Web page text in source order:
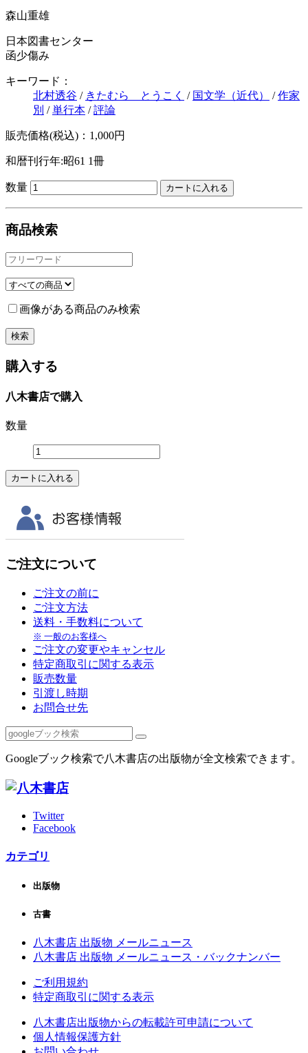
森山重雄
日本図書センター
函少傷み
キーワード：
北村透谷 / きたむら とうこく / 国文学（近代） /作家
別 /単行本 /評論
販売価格(税込)：1,000円
和暦刊行年:昭61 1冊
数量
商品検索
画像がある商品のみ検索
購入する
八木書店で購入
数量
ご注文について
ご注文の前に
ご注文方法
送料・手数料について
※ 一般のお客様へ
ご注文の変更やキャンセル
特定商取引に関する表示
販売数量
引渡し時期
お問合せ先
Googleブック検索で八木書店の出版物が全文検索できます。
Twitter
Facebook
カテゴリ
出版物
古書
八木書店 出版物 メールニュース
八木書店 出版物 メールニュース・バックナンバー
ご利用規約
特定商取引に関する表示
八木書店出版物からの転載許可申請について
個人情報保護方針